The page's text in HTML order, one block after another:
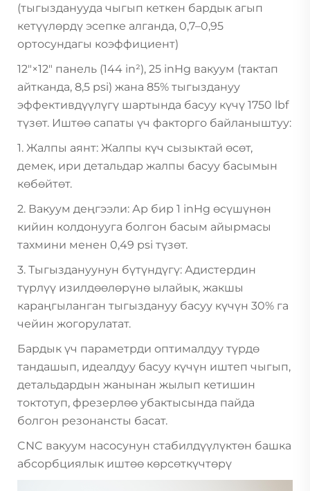
(тыгызданууда чыгып кеткен бардык агып
кетүүлөрдү эсепке алганда, 0,7–0,95
ортосундагы коэффициент)
12″×12″ панель (144 in²), 25 inHg вакуум (тактап
айтканда, 8,5 psi) жана 85% тыгыздануу
эффективдүүлүгү шартында басуу күчү 1750 lbf
түзөт. Иштөө сапаты үч факторго байланыштуу:
1. Жалпы аянт: Жалпы күч сызыктай өсөт,
демек, ири детальдар жалпы басуу басымын
көбөйтөт.
2. Вакуум деңгээли: Ар бир 1 inHg өсүшүнөн
кийин колдонууга болгон басым айырмасы
тахмини менен 0,49 psi түзөт.
3. Тыгыздануунун бүтүндүгү: Адистердин
түрлүү изилдөөлөрүнө ылайык, жакшы
караңгыланган тыгыздануу басуу күчүн 30% га
чейин жогорулатат.
Бардык үч параметрди оптималдуу түрдө
тандашып, идеалдуу басуу күчүн иштеп чыгып,
детальдардын жанынан жылып кетишин
токтотуп, фрезерлөө убактысында пайда
болгон резонансты басат.
CNC вакуум насосунун стабилдүүлүктөн башка
абсорбциялык иштөө көрсөткүчтөрү